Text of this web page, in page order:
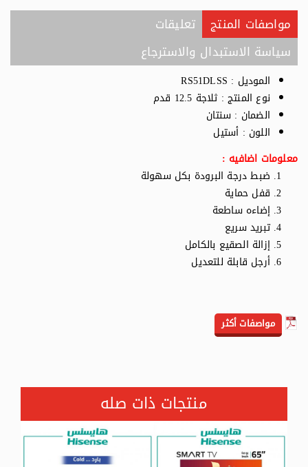
مواصفات المنتج
تعليقات
سياسة الاستبدال والاسترجاع
الموديل : RS51DLSS
نوع المنتج : ثلاجة 12.5 قدم
الضمان : سنتان
اللون : أستيل
معلومات اضافيه :
ضبط درجة البرودة بكل سهولة
قفل حماية
إضاءه ساطعة
تبريد سريع
إزالة الصقيع بالكامل
أرجل قابلة للتعديل
مواصفات أكثر
منتجات ذات صله